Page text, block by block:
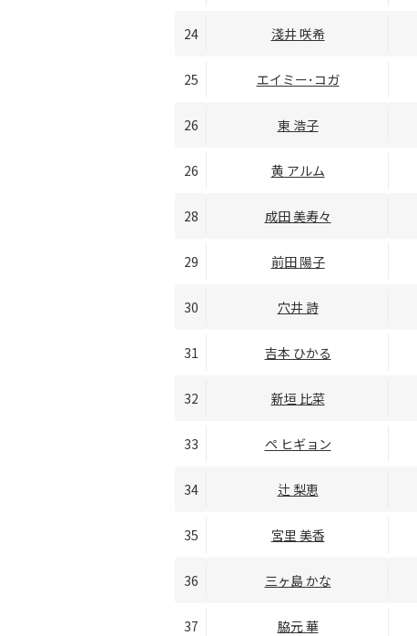
24 淺井 咲希
25 エイミー･コガ
26 東 浩子
26 黄 アルム
28 成田 美寿々
29 前田 陽子
30 穴井 詩
31 吉本 ひかる
32 新垣 比菜
33 ペ ヒギョン
34 辻 梨恵
35 宮里 美香
36 三ヶ島 かな
37 脇元 華